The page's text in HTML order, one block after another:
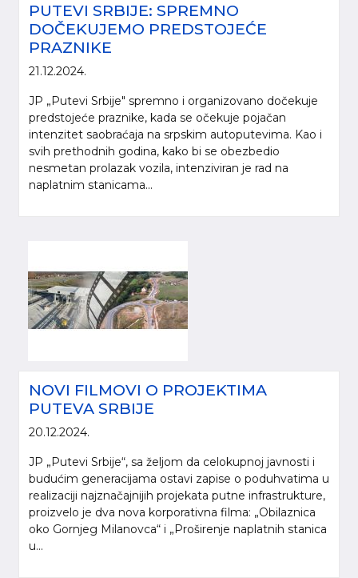
PUTEVI SRBIJE: SPREMNO
DOČEKUJEMO PREDSTOJEĆE
PRAZNIKE
21.12.2024.
JP „Putevi Srbije" spremno i organizovano dočekuje
predstojeće praznike, kada se očekuje pojačan
intenzitet saobraćaja na srpskim autoputevima. Kao i
svih prethodnih godina, kako bi se obezbedio
nesmetan prolazak vozila, intenziviran je rad na
naplatnim stanicama...
NOVI FILMOVI O PROJEKTIMA
PUTEVA SRBIJE
20.12.2024.
JP „Putevi Srbije“, sa željom da celokupnoj javnosti i
budućim generacijama ostavi zapise o poduhvatima u
realizaciji najznačajnijih projekata putne infrastrukture,
proizvelo je dva nova korporativna filma: „Obilaznica
oko Gornjeg Milanovca“ i „Proširenje naplatnih stanica
u...